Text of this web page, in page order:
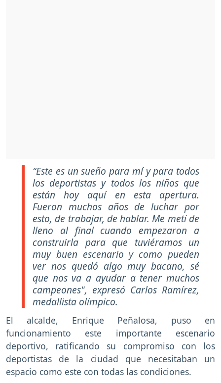
“Este es un sueño para mí y para todos
los deportistas y todos los niños que
están hoy aquí en esta apertura.
Fueron muchos años de luchar por
esto, de trabajar, de hablar. Me metí de
lleno al final cuando empezaron a
construirla para que tuviéramos un
muy buen escenario y como pueden
ver nos quedó algo muy bacano, sé
que nos va a ayudar a tener muchos
campeones", expresó Carlos Ramírez,
medallista olímpico.
El alcalde, Enrique Peñalosa, puso en
funcionamiento este importante escenario
deportivo, ratificando su compromiso con los
deportistas de la ciudad que necesitaban un
espacio como este con todas las condiciones.